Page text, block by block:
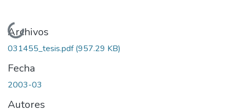
Cargando...
Archivos
031455_tesis.pdf(957.29 KB)
Fecha
2003-03
Autores